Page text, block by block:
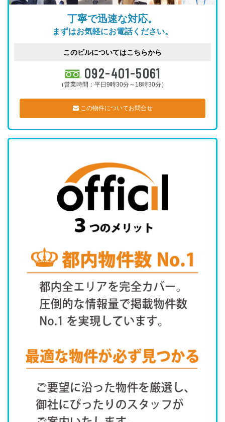
丁寧で迅速な対応。
まずはお気軽にお電話ください。
このビルについてはこちらから
092-401-5061
（営業時間：平日9時30分～18時30分）
この物件についてお問合せ